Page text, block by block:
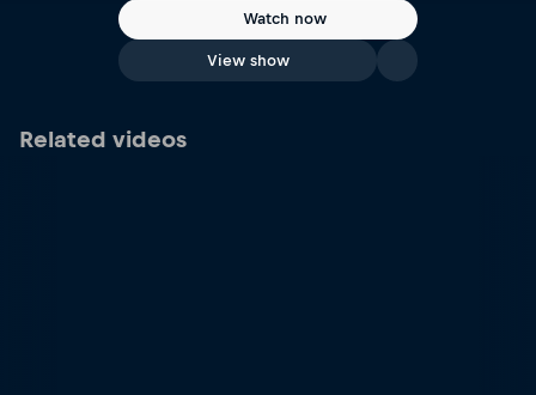
Watch now
View show
Related videos